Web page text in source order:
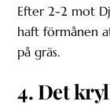
Efter 2-2 mot
haft förmånen
på gräs.
4. Det